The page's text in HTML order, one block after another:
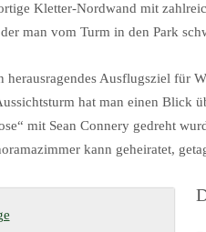
Kletter-Nordwand mit
man vom Turm in den Park
herausragendes Ausflugsziel für
hat man einen Blick
mit Sean Connery gedreht
kann geheiratet,